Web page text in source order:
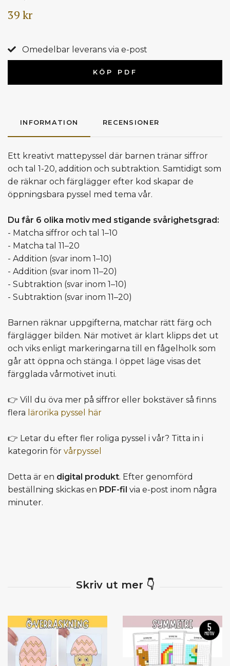
39 kr
Omedelbar leverans via e-post
KÖP PDF
INFORMATION RECENSIONER
Ett kreativt mattepyssel där barnen tränar siffror
och tal 1-20, addition och subtraktion. Samtidigt som
de räknar och färglägger efter kod skapar de
öppningsbara pyssel med tema vår.
Du får 6 olika motiv med stigande svårighetsgrad:
- Matcha siffror och tal 1–10
- Matcha tal 11–20
- Addition (svar inom 1–10)
- Addition (svar inom 11–20)
- Subtraktion (svar inom 1–10)
- Subtraktion (svar inom 11–20)
Barnen räknar uppgifterna, matchar rätt färg och
färglägger bilden. När motivet är klart klipps det ut
och viks enligt markeringarna till en fågelholk som
går att öppna och stänga. I öppet läge visas det
färgglada vårmotivet inuti.
👉 Vill du öva mer på siffror eller bokstäver så finns
flera lärorika pyssel här
👉 Letar du efter fler roliga pyssel i vår? Titta in i
kategorin för vårpyssel
Detta är en digital produkt. Efter genomförd
beställning skickas en PDF-fil via e-post inom några
minuter.